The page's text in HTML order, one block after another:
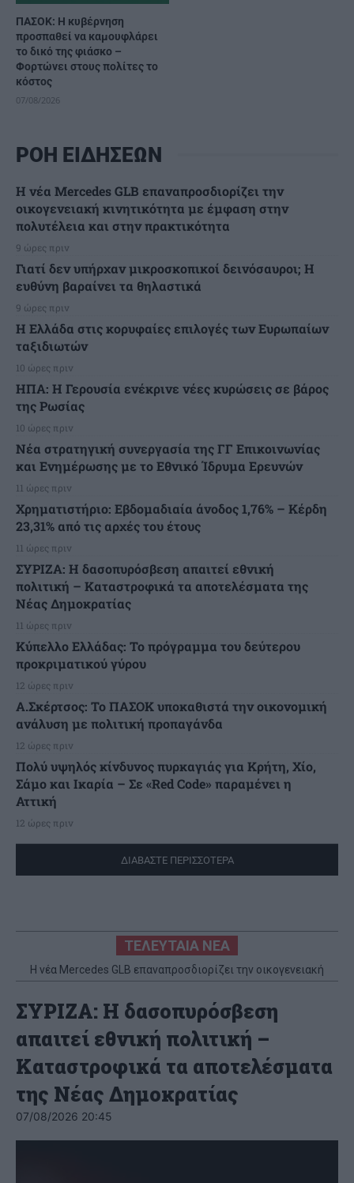
ΠΑΣΟΚ: Η κυβέρνηση
προσπαθεί να καμουφλάρει
το δικό της φιάσκο –
Φορτώνει στους πολίτες το
κόστος
07/08/2026
ΡΟΗ ΕΙΔΗΣΕΩΝ
Η νέα Mercedes GLB επαναπροσδιορίζει την
οικογενειακή κινητικότητα με έμφαση στην
πολυτέλεια και στην πρακτικότητα
9 ώρες πριν
Γιατί δεν υπήρχαν μικροσκοπικοί δεινόσαυροι; Η
ευθύνη βαραίνει τα θηλαστικά
9 ώρες πριν
Η Ελλάδα στις κορυφαίες επιλογές των Ευρωπαίων
ταξιδιωτών
10 ώρες πριν
ΗΠΑ: Η Γερουσία ενέκρινε νέες κυρώσεις σε βάρος
της Ρωσίας
10 ώρες πριν
Νέα στρατηγική συνεργασία της ΓΓ Επικοινωνίας
και Ενημέρωσης με το Εθνικό Ίδρυμα Ερευνών
11 ώρες πριν
Χρηματιστήριο: Εβδομαδιαία άνοδος 1,76% – Κέρδη
23,31% από τις αρχές του έτους
11 ώρες πριν
ΣΥΡΙΖΑ: Η δασοπυρόσβεση απαιτεί εθνική
πολιτική – Καταστροφικά τα αποτελέσματα της
Νέας Δημοκρατίας
11 ώρες πριν
Κύπελλο Ελλάδας: Το πρόγραμμα του δεύτερου
προκριματικού γύρου
12 ώρες πριν
Α.Σκέρτσος: Το ΠΑΣΟΚ υποκαθιστά την οικονομική
ανάλυση με πολιτική προπαγάνδα
12 ώρες πριν
Πολύ υψηλός κίνδυνος πυρκαγιάς για Κρήτη, Χίο,
Σάμο και Ικαρία – Σε «Red Code» παραμένει η
Αττική
12 ώρες πριν
ΔΙΑΒΑΣΤΕ ΠΕΡΙΣΣΟΤΕΡΑ